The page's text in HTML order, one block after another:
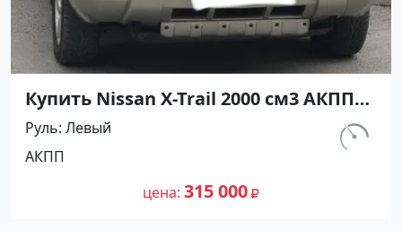
Купить Nissan X-Trail 2000 см3 АКПП
(140 л.с.) Бензин инжектор в
Армавир : цвет Бежевый
Внедорожник 2005 года по цене
315000 рублей, объявление №24600
на сайте Авторынок23
км.
Руль Левый
АКПП
цена 315 000